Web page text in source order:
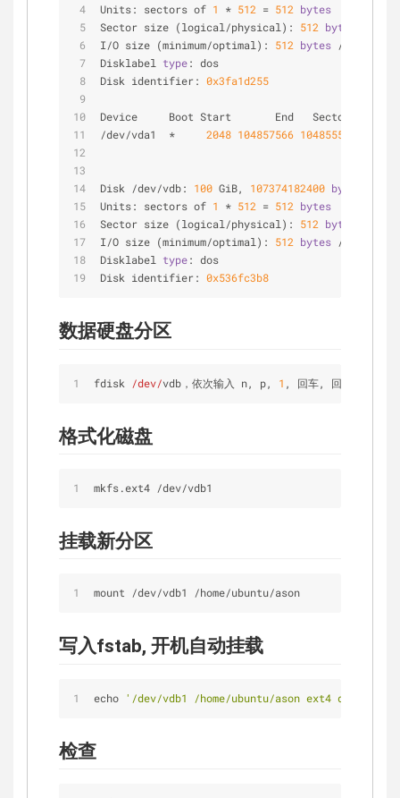
Units: sectors of 1 * 512 = 512 bytes
Sector size (logical/physical): 512 bytes
I/O size (minimum/optimal): 512 bytes /
Disklabel type: dos
Disk identifier: 0x3fa1d255
Device     Boot Start       End   Sectors Size
/dev/vda1 * 2048 104857566 104855519
Disk /dev/vdb: 100 GiB, 107374182400 bytes
Units: sectors of 1 * 512 = 512 bytes
Sector size (logical/physical): 512 bytes
I/O size (minimum/optimal): 512 bytes /
Disklabel type: dos
Disk identifier: 0x536fc3b8
数据硬盘分区
fdisk /dev/vdb，依次输入 n, p, 1 , 回车, 回车, wq
格式化磁盘
mkfs.ext4 /dev/vdb1
挂载新分区
mount /dev/vdb1 /home/ubuntu/ason
写入fstab, 开机自动挂载
echo '/dev/vdb1 /home/ubuntu/ason ext4 defaults
检查